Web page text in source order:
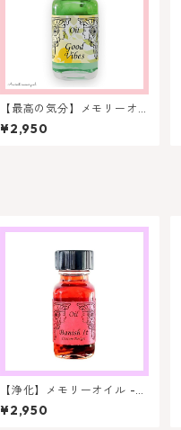
【最高の気分】メモリーオ
イル - グッドバイブス（い
いバイブス）
¥2,950
【浄化】メモリーオイル -
バニッシュ・イット(悪霊祓
い)
¥2,950